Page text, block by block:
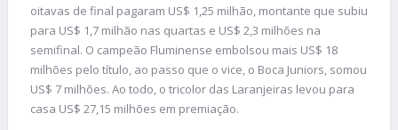
oitavas de final pagaram US$ 1,25 milhão, montante que subiu
para US$ 1,7 milhão nas quartas e US$ 2,3 milhões na
semifinal. O campeão Fluminense embolsou mais US$ 18
milhões pelo título, ao passo que o vice, o Boca Juniors, somou
US$ 7 milhões. Ao todo, o tricolor das Laranjeiras levou para
casa US$ 27,15 milhões em premiação.